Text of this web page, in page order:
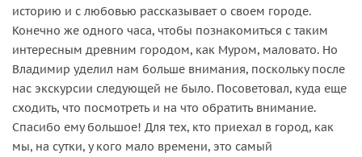
историю и с любовью рассказывает о своем городе.
Конечно же одного часа, чтобы познакомиться с таким
интересным древним городом, как Муром, маловато. Но
Владимир уделил нам больше внимания, поскольку после
нас экскурсии следующей не было. Посоветовал, куда еще
сходить, что посмотреть и на что обратить внимание.
Спасибо ему большое! Для тех, кто приехал в город, как
мы, на сутки, у кого мало времени, это самый